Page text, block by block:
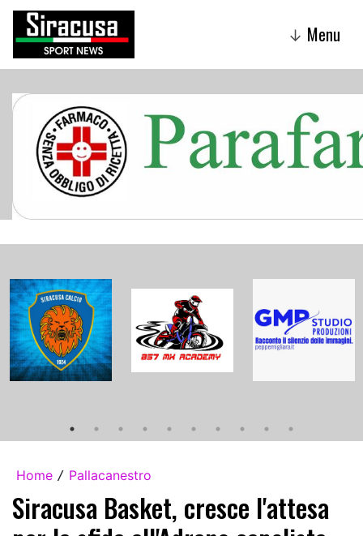
↓ Menu
Home / Pallacanestro
Siracusa Basket, cresce l'attesa